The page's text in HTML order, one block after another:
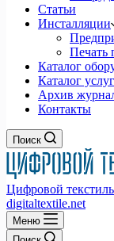
Статьи
Инсталляции
Печать
Каталог
Каталог услуг
Архив
Контакты
Поиск
Цифровой
digitaltextile.net
Меню